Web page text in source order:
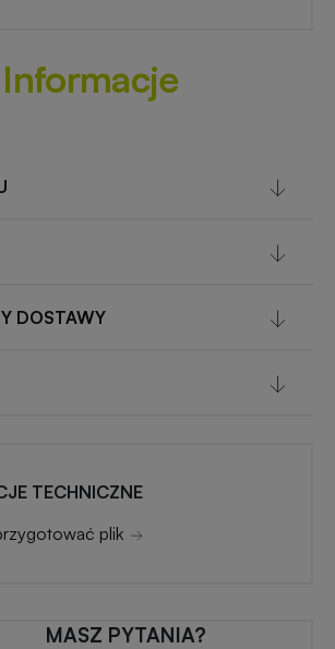
Informacje
DOSTAWY
TECHNICZNE
plik
MASZ PYTANIA?